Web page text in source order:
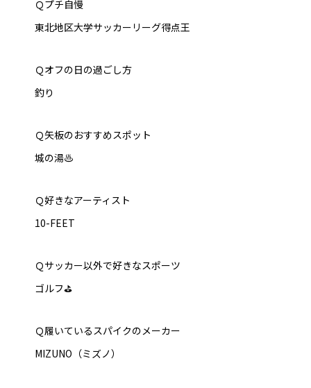
Ｑプチ自慢
東北地区大学サッカーリーグ得点王
Ｑオフの日の過ごし方
釣り
Ｑ矢板のおすすめスポット
城の湯♨
Ｑ好きなアーティスト
10-FEET
Ｑサッカー以外で好きなスポーツ
ゴルフ⛳
Ｑ履いているスパイクのメーカー
MIZUNO（ミズノ）